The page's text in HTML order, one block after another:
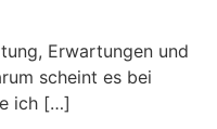
Erwartungen und
scheint es bei
ich […]